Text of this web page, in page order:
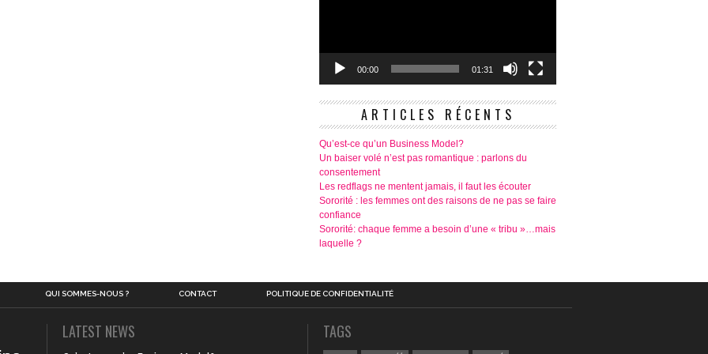
00:00 01:31
ARTICLES RÉCENTS
Qu’est-ce qu’un Business Model?
Un baiser volé n’est pas romantique : parlons du
consentement
Les redflags ne mentent jamais, il faut les écouter
Sororité : les femmes ont des raisons de ne pas se faire
confiance
Sororité: chaque femme a besoin d’une « tribu »…mais
laquelle ?
QUI SOMMES-NOUS ? CONTACT POLITIQUE DE CONFIDENTIALITÉ
LATEST NEWS TAGS